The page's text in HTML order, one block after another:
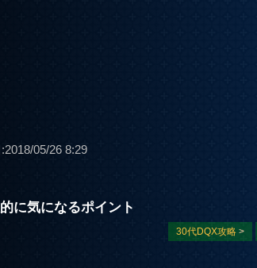
05/26 8:29
に気になるポイント
30代DQX攻略>